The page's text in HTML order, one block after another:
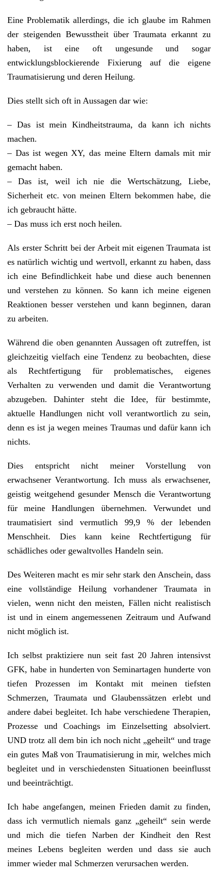
Eine Problematik allerdings, die ich glaube im Rahmen
der steigenden Bewusstheit über Traumata erkannt zu
haben, ist eine oft ungesunde und sogar
entwicklungsblockierende Fixierung auf die eigene
Traumatisierung und deren Heilung.
Dies stellt sich oft in Aussagen dar wie:
– Das ist mein Kindheitstrauma, da kann ich nichts
machen.
– Das ist wegen XY, das meine Eltern damals mit mir
gemacht haben.
– Das ist, weil ich nie die Wertschätzung, Liebe,
Sicherheit etc. von meinen Eltern bekommen habe, die
ich gebraucht hätte.
– Das muss ich erst noch heilen.
Als erster Schritt bei der Arbeit mit eigenen Traumata ist
es natürlich wichtig und wertvoll, erkannt zu haben, dass
ich eine Befindlichkeit habe und diese auch benennen
und verstehen zu können. So kann ich meine eigenen
Reaktionen besser verstehen und kann beginnen, daran
zu arbeiten.
Während die oben genannten Aussagen oft zutreffen, ist
gleichzeitig vielfach eine Tendenz zu beobachten, diese
als Rechtfertigung für problematisches, eigenes
Verhalten zu verwenden und damit die Verantwortung
abzugeben. Dahinter steht die Idee, für bestimmte,
aktuelle Handlungen nicht voll verantwortlich zu sein,
denn es ist ja wegen meines Traumas und dafür kann ich
nichts.
Dies entspricht nicht meiner Vorstellung von
erwachsener Verantwortung. Ich muss als erwachsener,
geistig weitgehend gesunder Mensch die Verantwortung
für meine Handlungen übernehmen. Verwundet und
traumatisiert sind vermutlich 99,9 % der lebenden
Menschheit. Dies kann keine Rechtfertigung für
schädliches oder gewaltvolles Handeln sein.
Des Weiteren macht es mir sehr stark den Anschein, dass
eine vollständige Heilung vorhandener Traumata in
vielen, wenn nicht den meisten, Fällen nicht realistisch
ist und in einem angemessenen Zeitraum und Aufwand
nicht möglich ist.
Ich selbst praktiziere nun seit fast 20 Jahren intensivst
GFK, habe in hunderten von Seminartagen hunderte von
tiefen Prozessen im Kontakt mit meinen tiefsten
Schmerzen, Traumata und Glaubenssätzen erlebt und
andere dabei begleitet. Ich habe verschiedene Therapien,
Prozesse und Coachings im Einzelsetting absolviert.
UND trotz all dem bin ich noch nicht „geheilt“ und trage
ein gutes Maß von Traumatisierung in mir, welches mich
begleitet und in verschiedensten Situationen beeinflusst
und beeinträchtigt.
Ich habe angefangen, meinen Frieden damit zu finden,
dass ich vermutlich niemals ganz „geheilt“ sein werde
und mich die tiefen Narben der Kindheit den Rest
meines Lebens begleiten werden und dass sie auch
immer wieder mal Schmerzen verursachen werden.